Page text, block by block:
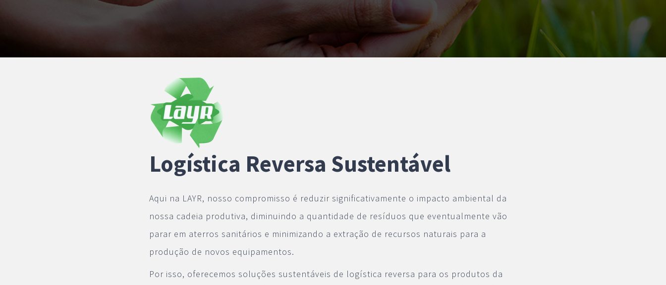
Logística Reversa Sustentável
Aqui na LAYR, nosso compromisso é reduzir significativamente o impacto ambiental da
nossa cadeia produtiva, diminuindo a quantidade de resíduos que eventualmente vão
parar em aterros sanitários e minimizando a extração de recursos naturais para a
produção de novos equipamentos.
Por isso, oferecemos soluções sustentáveis de logística reversa para os produtos da